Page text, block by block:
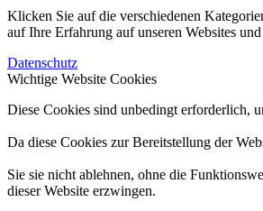
Klicken Sie auf die verschiedenen
auf Ihre Erfahrung auf unseren Websites
Datenschutz
Wichtige Website Cookies
Diese Cookies sind unbedingt erforderlich,
Da diese Cookies zur Bereitstellung der
Sie sie nicht ablehnen, ohne die
dieser Website erzwingen.